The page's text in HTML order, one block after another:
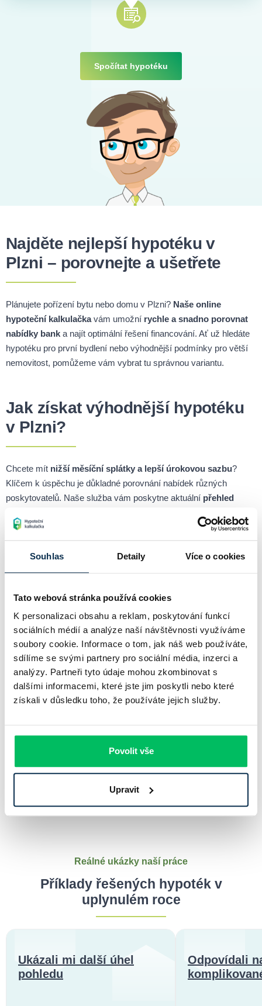
Souhlas Detaily Více o cookies
Tato webová stránka používá cookies
K personalizaci obsahu a reklam, poskytování funkcí
sociálních médií a analýze naší návštěvnosti využíváme
soubory cookie. Informace o tom, jak náš web používáte,
sdílíme se svými partnery pro sociální média, inzerci a
analýzy. Partneři tyto údaje mohou zkombinovat s
dalšími informacemi, které jste jim poskytli nebo které
získali v důsledku toho, že používáte jejich služby.
Povolit vše
Upravit
Spočítat hypotéku
Najděte nejlepší hypotéku v
Plzni – porovnejte a ušetřete
Plánujete pořízení bytu nebo domu v Plzni? Naše online
hypoteční kalkulačkavám umožní rychle a snadno porovnat
nabídky bank a najít optimální řešení financování. Ať už hledáte
hypotéku pro první bydlení nebo výhodnější podmínky pro větší
nemovitost, pomůžeme vám vybrat tu správnou variantu.
Jak získat výhodnější hypotéku
v Plzni?
Chcete mít nižší měsíční splátky a lepší úrokovou sazbu?
Klíčem k úspěchu je důkladné porovnání nabídek různých
poskytovatelů. Naše služba vám poskytne aktuální přehled
rozhodnutí.
Hypotéky dostupné nejen v
Plzni, ale po celé ČR
Naše kalkulačka vám pomůže porovnat nabídky nejen v Plzni,
ale i v dalších městech a regionech. Ať už plánujete koupi
nemovitosti v Liberci ,Olomouci,Jihomoravskémnebo
Severomoravském kraji, získáte přístup k nejvýhodnějším
možnostem financování.
Máte specifický požadavek?
Naši hypoteční specialisté vždy dokáží najít
vhodné řešení šité na míru přímo vám.
Kontaktovat poradce
Reálné ukázky naší práce
Příklady řešených hypoték v
uplynulém roce
Ukázali mi další úhel
pohledu
Odpovídali